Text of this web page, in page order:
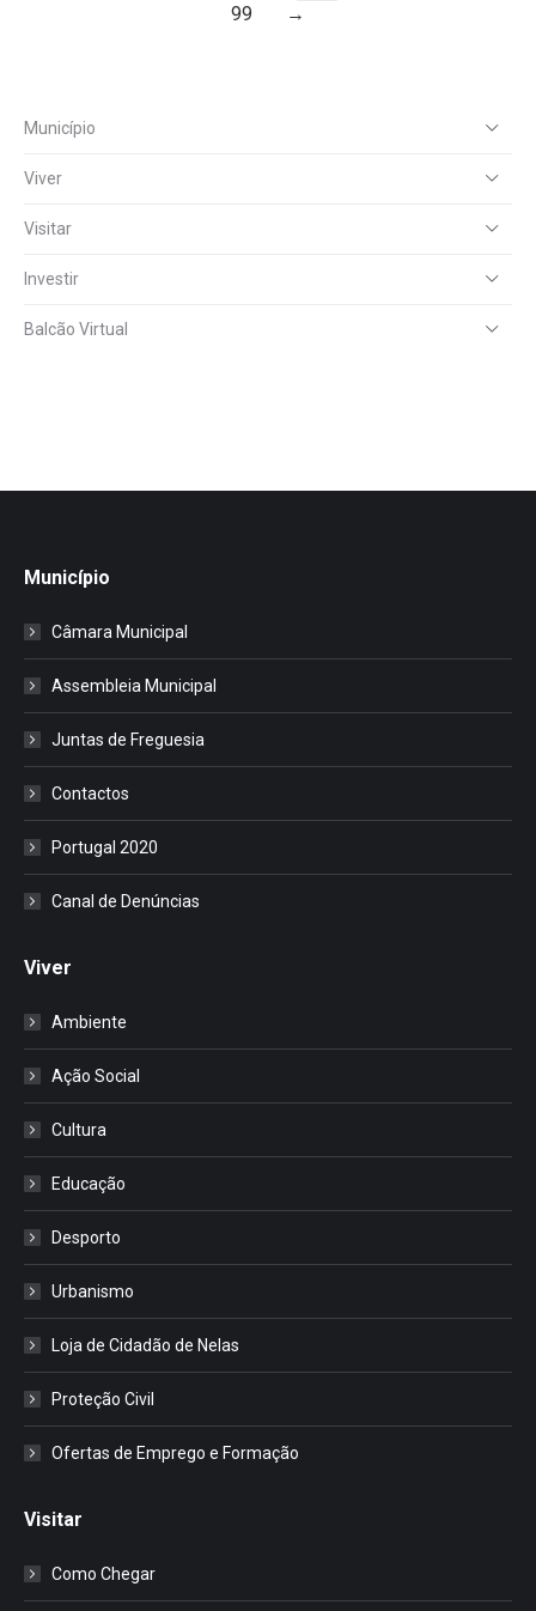
99
→
Município
Viver
Visitar
Investir
Balcão Virtual
Município
Câmara Municipal
Assembleia Municipal
Juntas de Freguesia
Contactos
Portugal 2020
Canal de Denúncias
Viver
Ambiente
Ação Social
Cultura
Educação
Desporto
Urbanismo
Loja de Cidadão de Nelas
Proteção Civil
Ofertas de Emprego e Formação
Visitar
Como Chegar